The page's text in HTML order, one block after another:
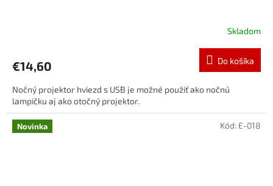
Skladom
€14,60 Do košíka
Nočný projektor hviezd s USB je možné použiť ako nočnú
lampičku aj ako otočný projektor.
Novinka Kód: E-018